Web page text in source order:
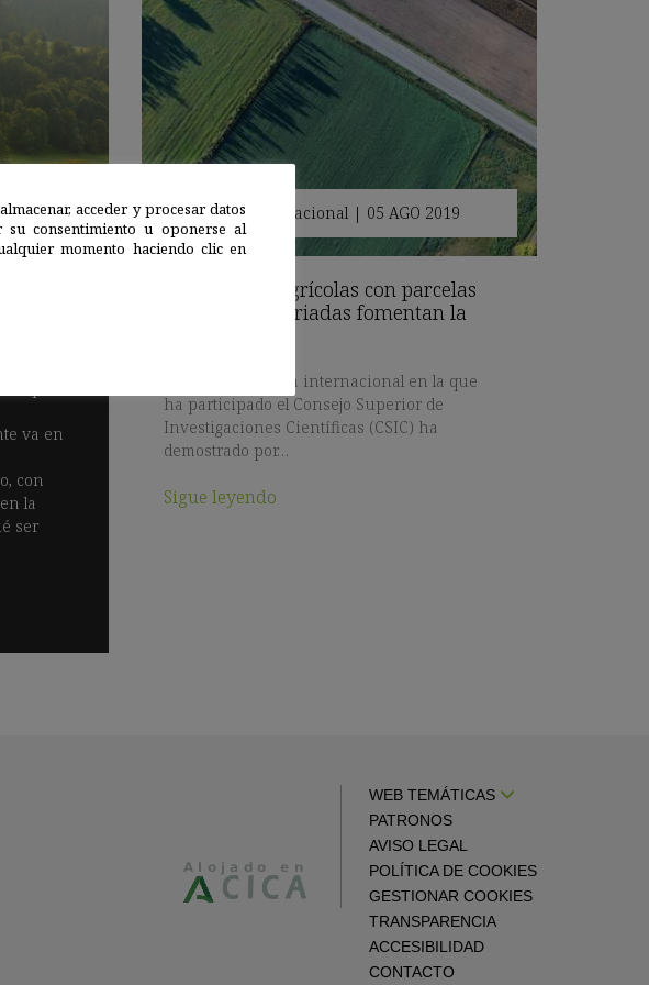
la
va en
con
la
ser
España, Internacional | 05 AGO 2019
Los paisajes agrícolas con parcelas
pequeñas y variadas fomentan la
Una investigación internacional en la que
ha participado el Consejo Superior de
Investigaciones Científicas (CSIC) ha
demostrado por…
Sigue leyendo
WEB TEMÁTICAS
PATRONOS
AVISO LEGAL
POLÍTICA DE COOKIES
GESTIONAR COOKIES
TRANSPARENCIA
ACCESIBILIDAD
CONTACTO
acceder y procesar datos
consentimiento u oponerse al
momento haciendo clic en